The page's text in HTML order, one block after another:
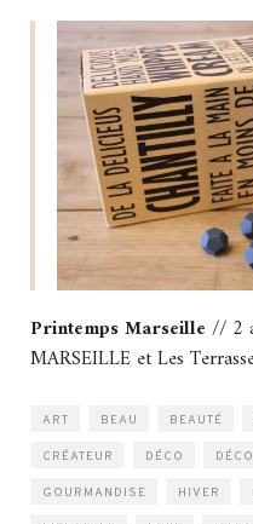
Printemps Marseille // 2
MARSEILLE et Les
ART BEAU BEAUTÉ
CRÉATEUR DÉCO
GOURMANDISE HIVER